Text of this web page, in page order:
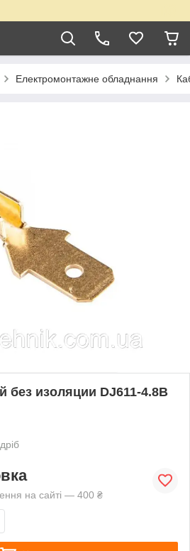
Електромонтажне обладнання
без изоляции DJ611-4.8B
на сайті — 400 ₴